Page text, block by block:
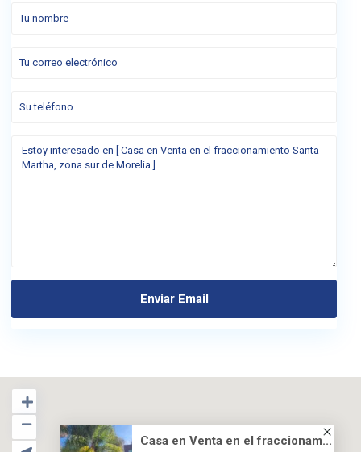
Casa en Venta en el fraccionam...